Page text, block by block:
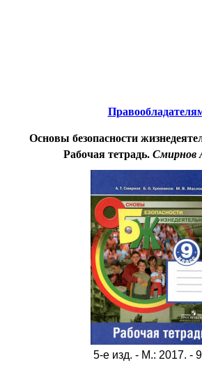
Основы безопасности
Рабочая тетрадь.Смирнов
5-е изд. - М.: 2017. -